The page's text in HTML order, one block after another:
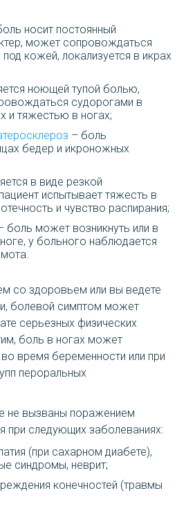
носит постоянный
может сопровождаться
кожей, локализуется в икрах
ноющей тупой болью,
судорогами в
тяжестью в ногах;
– боль
бедер и икроножных
в виде резкой
испытывает тяжесть в
и чувство распирания;
может возникнуть или в
у больного наблюдается
со здоровьем или вы ведете
болевой симптом может
серьезных физических
боль в ногах может
время беременности или при
пероральных
не вызваны поражением
при следующих заболеваниях:
(при сахарном диабете),
синдромы, неврит;
конечностей (травмы